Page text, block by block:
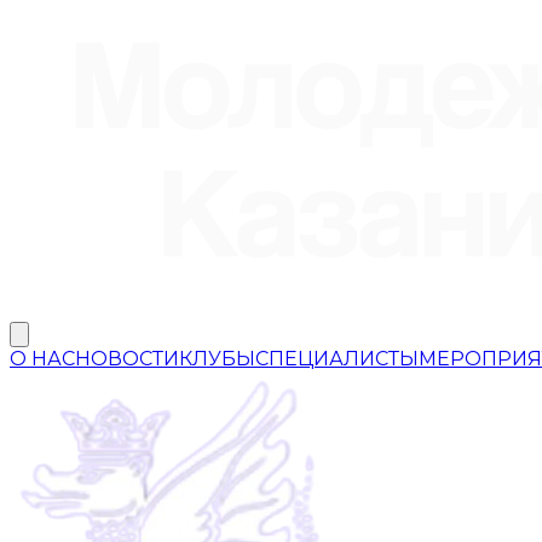
О НАСНОВОСТИКЛУБЫСПЕЦИАЛИСТЫ